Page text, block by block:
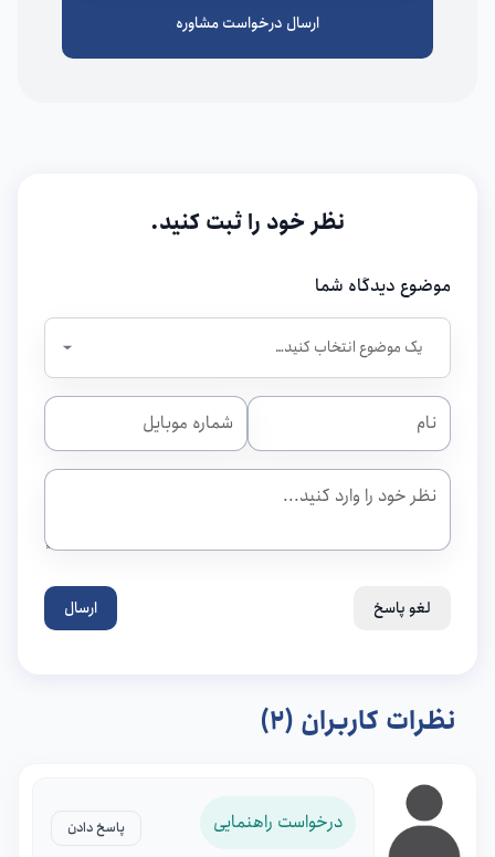
ارسال درخواست مشاوره
نظر خود را ثبت کنید.
موضوع دیدگاه شما
لغو پاسخ ارسال
نظرات کاربران (2)
درخواست راهنمایی پاسخ دادن